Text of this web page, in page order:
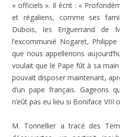
« officiels ». Il écrit : «
et régaliens, comme ses
Dubois, les Enguerrand de
l’excommunié Nogaret,
que nous appellerions
voulait que le Pape fût à sa
pouvait disposer maintenant,
d’un pape français. Gageons
n’eût pas eu lieu si Boniface VIII
M. Tonnellier a tracé des